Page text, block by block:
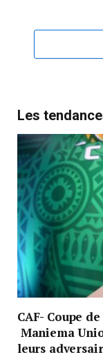
Les
CAF- Coupe
Maniema
leurs